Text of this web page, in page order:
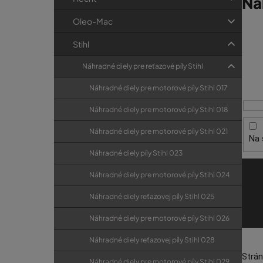
Oleo-Mac
Stihl
Náhradné diely pre reťazové píly Stihl
Náhradné diely pre motorové píly Stihl 017
Náhradné diely pre motorové píly Stihl 018
Náhradné diely pre motorové píly Stihl 021
Náhradné diely píly Stihl 023
Náhradné diely pre motorové píly Stihl 024
Náhradné diely reťazovej píly Stihl 025
Náhradné diely pre motorové píly Stihl 026
Náhradné diely reťazovej píly Stihl 028
Či
Na
i
s
p
o
d
t
o